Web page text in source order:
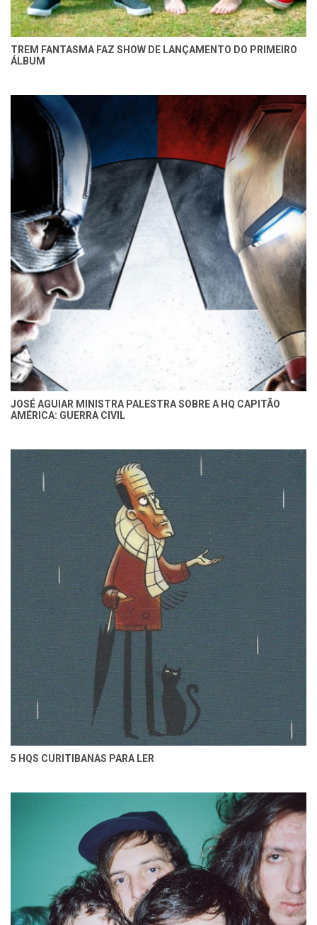
TREM FANTASMA FAZ SHOW DE LANÇAMENTO DO PRIMEIRO
ÁLBUM
JOSÉ AGUIAR MINISTRA PALESTRA SOBRE A HQ CAPITÃO
AMÉRICA: GUERRA CIVIL
5 HQS CURITIBANAS PARA LER